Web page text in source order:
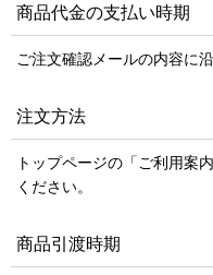
商品代金の支払い時期
ご注文確認メールの内容に
注文方法
トップページの「ご利用案
ください。
商品引渡時期